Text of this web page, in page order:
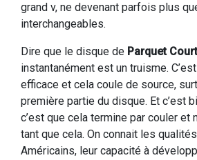
grand v, ne devenant parfois plus
interchangeables.
Dire que le disque de Parquet
instantanément est un truisme.
efficace et cela coule de source,
première partie du disque. Et c’est
c’est que cela termine par couler et
tant que cela. On connait les
Américains, leur capacité à